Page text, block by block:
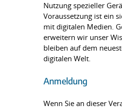
Nutzung spezieller
Voraussetzung ist ein
mit digitalen Medien.
erweitern wir unser
bleiben auf dem
digitalen Welt.
Anmeldung
Wenn Sie an dieser